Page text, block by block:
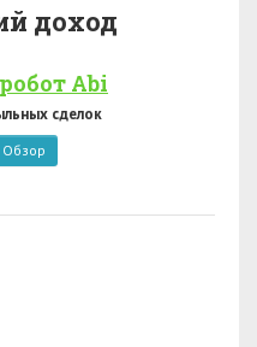
доход
Abi
сделок
Обзор